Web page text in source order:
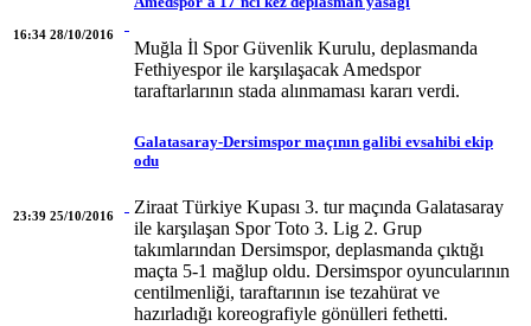
16:34 28/10/2016
Muğla İl Spor Güvenlik Kurulu, deplasmanda
Fethiyespor ile karşılaşacak Amedspor
taraftarlarının stada alınmaması kararı verdi.
23:39 25/10/2016
Galatasaray-Dersimspor maçının galibi evsahibi ekip
odu
Ziraat Türkiye Kupası 3. tur maçında Galatasaray
ile karşılaşan Spor Toto 3. Lig 2. Grup
takımlarından Dersimspor, deplasmanda çıktığı
maçta 5-1 mağlup oldu. Dersimspor oyuncularının
centilmenliği, taraftarının ise tezahürat ve
hazırladığı koreografiyle gönülleri fethetti.